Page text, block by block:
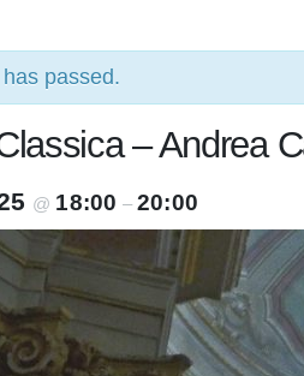
passed.
– Andrea
@ 18:00–20:00